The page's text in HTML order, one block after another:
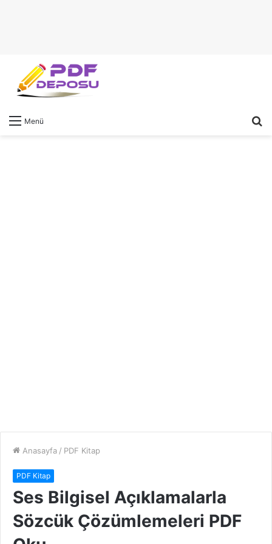
Menü
Anasayfa / PDF Kitap
PDF Kitap
Ses Bilgisel Açıklamalarla
Sözcük Çözümlemeleri PDF